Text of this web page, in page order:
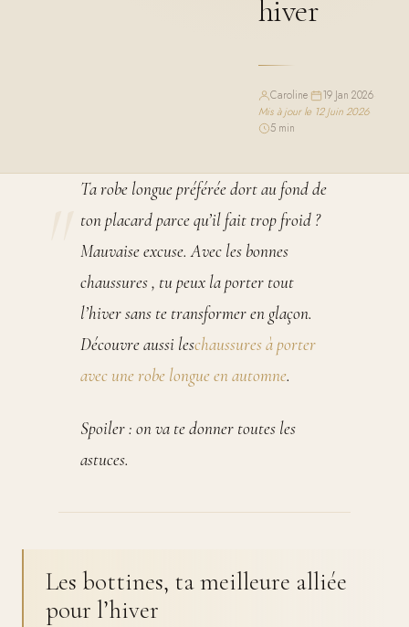
hiver
Caroline· 19 Jan 2026·
Mis à jour le 12 Juin 2026·
5 min
Ta robe longue préférée dort au fond de
ton placard parce qu’il fait trop froid ?
Mauvaise excuse. Avec les bonnes
chaussures , tu peux la porter tout
l’hiver sans te transformer en glaçon.
Découvre aussi leschaussures à porter
avec une robe longue en automne.
Spoiler : on va te donner toutes les
astuces.
Les bottines, ta meilleure alliée
pour l’hiver